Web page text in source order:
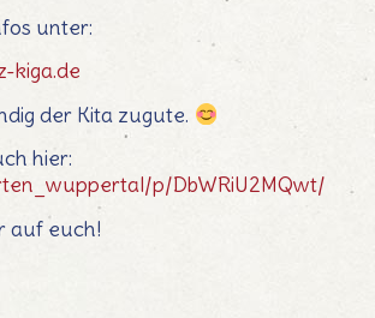
unter:
kiga.de
der Kita zugute.
hier:
p/DbWRiU2MQwt/
auf euch!